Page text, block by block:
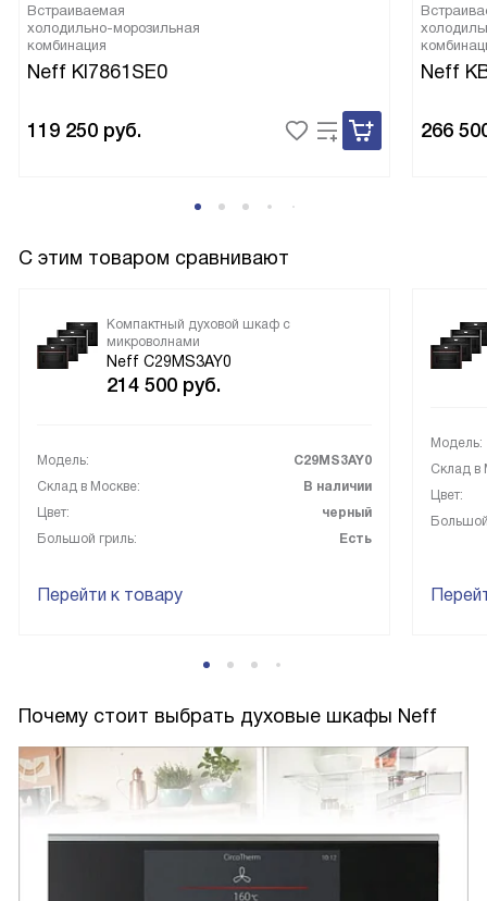
Встраиваемая
холодильно-морозильная
комбинация
Neff KI7861SE0
119 250 руб.
Neff
266
С этим товаром сравнивают
Компактный духовой шкаф с
микроволнами
Neff C29MS3AY0
214 500 руб.
Модель:
C29MS3AY0
Склад в Москве:
В наличии
Цвет:
черный
Большой гриль:
Есть
Перейти к товару
Модель:
Склад в
Цвет:
Почему стоит выбрать духовые шкафы Neff